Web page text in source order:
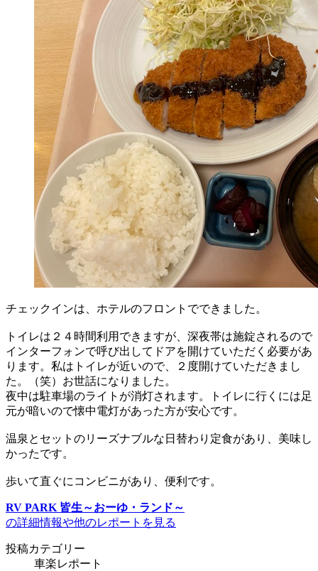
チェックインは、ホテルのフロントでできました。
トイレは２４時間利用できますが、深夜帯は施錠されるので
インターフォンで呼び出してドアを開けていただく必要があ
ります。私はトイレが近いので、２度開けていただきまし
た。（笑）お世話になりました。
夜中は駐車場のライトが消灯されます。トイレに行くには足
元が暗いので懐中電灯があった方が安心です。
温泉とセットのリーズナブルな日替わり定食があり、美味し
かったです。
歩いて直ぐにコンビニがあり、便利です。
RV PARK 皆生～おーゆ・ランド～
の詳細情報や他のレポートを見る
投稿カテゴリー
車楽レポート